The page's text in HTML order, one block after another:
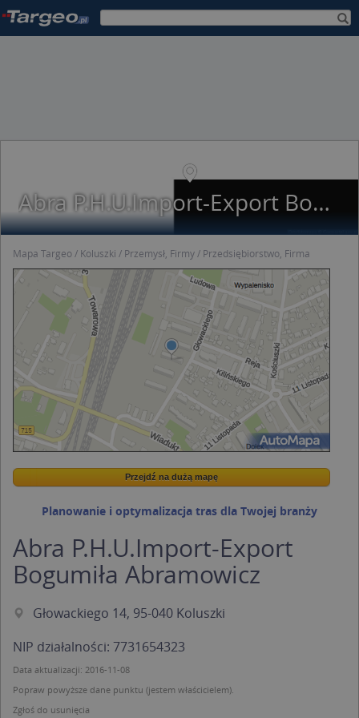
Abra P.H.U.Import-Export Bogumiła Abramowicz
Mapa Targeo Koluszki Przemysł, Firmy Przedsiębiorstwo, Firma
Wstaw tę mapkę na swoją stronę
Przejdź na dużą mapę
Przejdź na dużą mapę
Planowanie i optymalizacja tras dla Twojej branży
Abra P.H.U.Import-Export
Bogumiła Abramowicz
Głowackiego 14, 95-040 Koluszki
NIP działalności: 7731654323
Data aktualizacji: 2016-11-08
Popraw powyższe dane punktu (jestem właścicielem).
Zgłoś do usunięcia